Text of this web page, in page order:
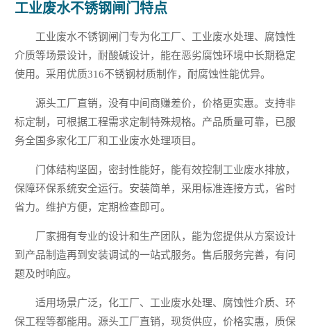
工业废水不锈钢闸门特点
工业废水不锈钢闸门专为化工厂、工业废水处理、腐蚀性
介质等场景设计，耐酸碱设计，能在恶劣腐蚀环境中长期稳定
使用。采用优质316不锈钢材质制作，耐腐蚀性能优异。
源头工厂直销，没有中间商赚差价，价格更实惠。支持非
标定制，可根据工程需求定制特殊规格。产品质量可靠，已服
务全国多家化工厂和工业废水处理项目。
门体结构坚固，密封性能好，能有效控制工业废水排放，
保障环保系统安全运行。安装简单，采用标准连接方式，省时
省力。维护方便，定期检查即可。
厂家拥有专业的设计和生产团队，能为您提供从方案设计
到产品制造再到安装调试的一站式服务。售后服务完善，有问
题及时响应。
适用场景广泛，化工厂、工业废水处理、腐蚀性介质、环
保工程等都能用。源头工厂直销，现货供应，价格实惠，质保